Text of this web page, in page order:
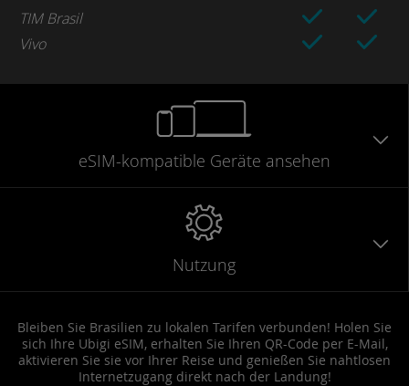
TIM Brasil
Vivo
eSIM-kompatible Geräte ansehen
Nutzung
Bleiben Sie Brasilien zu lokalen Tarifen verbunden! Holen Sie
sich Ihre Ubigi eSIM, erhalten Sie Ihren QR-Code per E-Mail,
aktivieren Sie sie vor Ihrer Reise und genießen Sie nahtlosen
Internetzugang direkt nach der Landung!